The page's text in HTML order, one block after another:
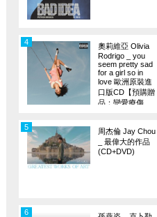
奧莉維亞 Olivia
Rodrigo _ you
seem pretty sad
for a girl so in
love 歐洲原裝進
口版CD【預購贈
品：戀愛療傷
4
周杰倫 Jay Chou
_ 最偉大的作品
(CD+DVD)
5
6